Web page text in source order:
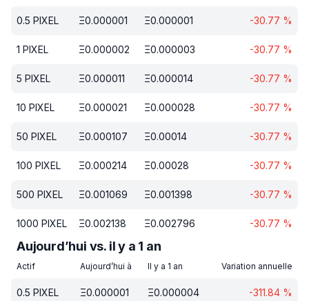
0.5 PIXEL Ξ0.000001 Ξ0.000001 -30.77 %
1 PIXEL Ξ0.000002 Ξ0.000003 -30.77 %
5 PIXEL Ξ0.000011 Ξ0.000014 -30.77 %
10 PIXEL Ξ0.000021 Ξ0.000028 -30.77 %
50 PIXEL Ξ0.000107 Ξ0.00014 -30.77 %
100 PIXEL Ξ0.000214 Ξ0.00028 -30.77 %
500 PIXEL Ξ0.001069 Ξ0.001398 -30.77 %
1000 PIXEL Ξ0.002138 Ξ0.002796 -30.77 %
Aujourd’hui vs. il y a 1 an
Actif Aujourd’hui à Il y a 1 an Variation annuelle
0.5 PIXEL Ξ0.000001 Ξ0.000004 -311.84 %